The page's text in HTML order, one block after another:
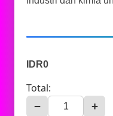
IDR0
Total:
− +